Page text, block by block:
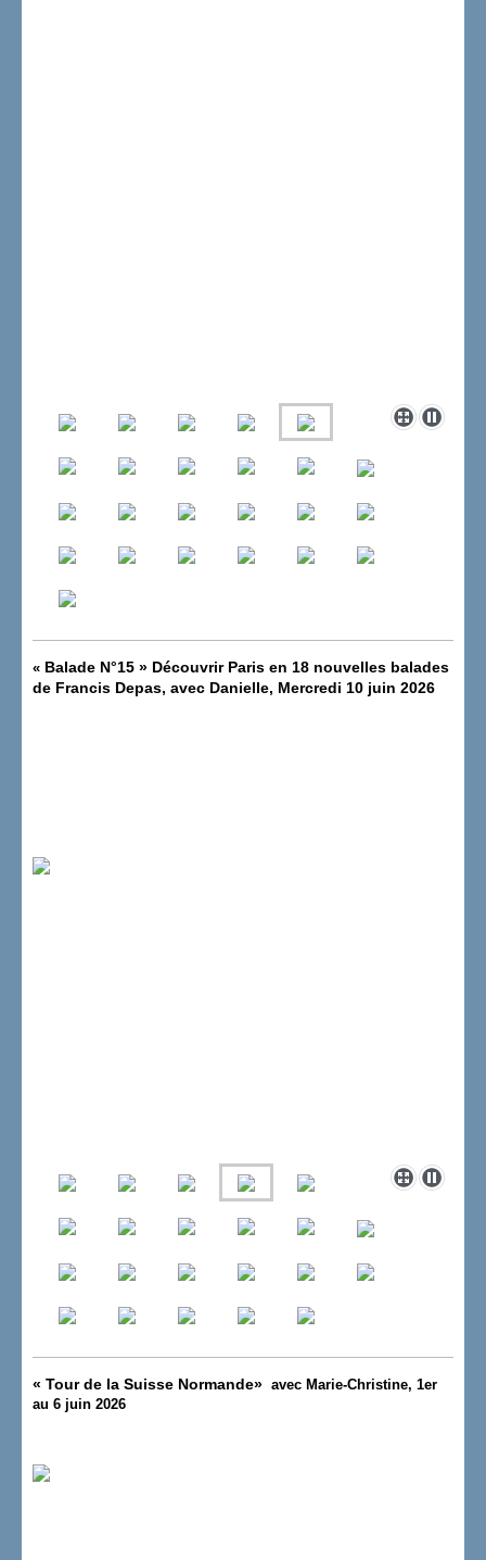
« Balade N°15 » Découvrir Paris en 18 nouvelles balades
de Francis Depas, avec Danielle, Mercredi 10 juin 2026
« Tour de la Suisse Normande» avec Marie-Christine, 1er
au 6 juin 2026